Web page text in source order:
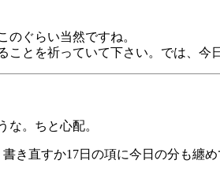
ぐらい当然ですね。
とを祈っていて下さい。では、今
。ちと心配。
直すか17日の項に今日の分も纏め